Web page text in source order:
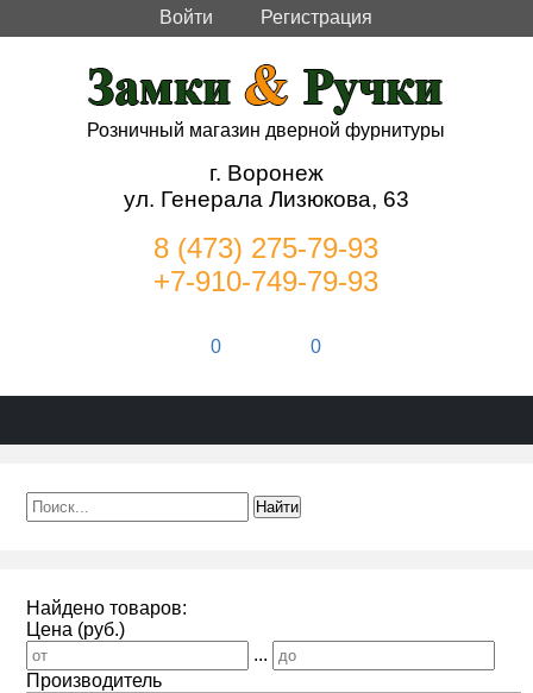
Войти Регистрация
Розничный магазин дверной фурнитуры
г. Воронеж
ул. Генерала Лизюкова, 63
8 (473) 275-79-93
+7-910-749-79-93
0 0
Найдено товаров:
Цена (руб.)
...
Производитель